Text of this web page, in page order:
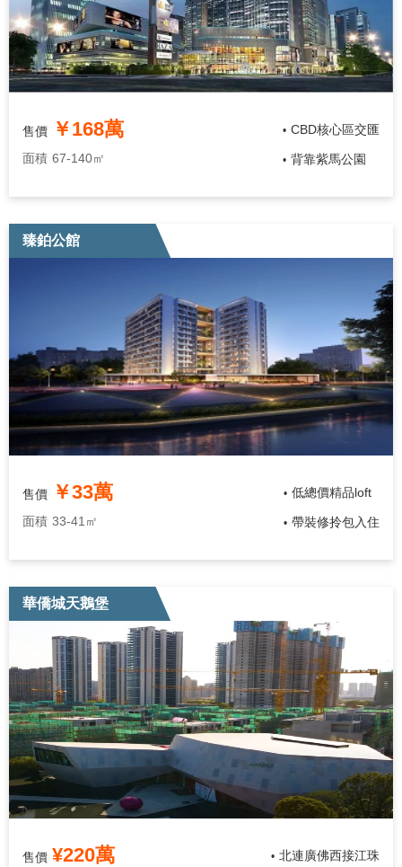
售價 ￥168萬
面積 67-140㎡
• CBD核心區交匯
• 背靠紫馬公園
臻鉑公館
售價 ￥33萬
面積 33-41㎡
• 低總價精品loft
• 帶裝修拎包入住
華僑城天鵝堡
售價 ¥220萬 • 北連廣佛西接江珠